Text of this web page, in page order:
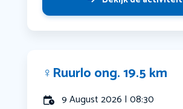
‍♀️Ruurlo ong. 19.5 km
9 August 2026 | 08:30